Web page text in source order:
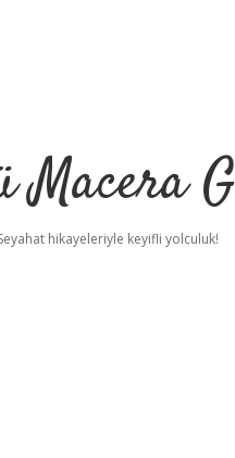
Macera
hikayeleriyle keyifli yolculuk!